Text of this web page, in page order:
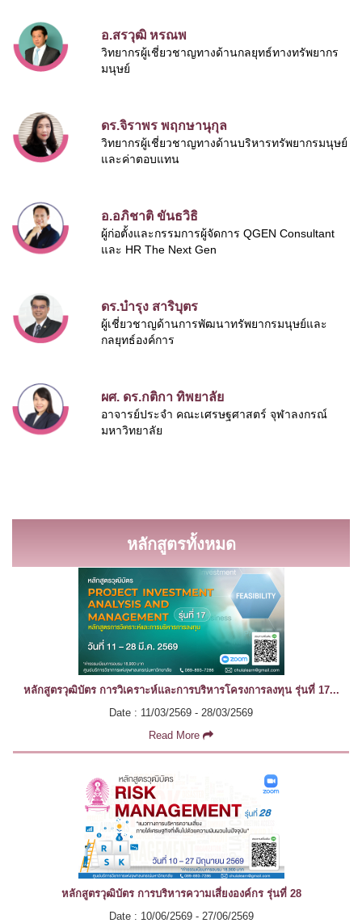
อ.สรวุฒิ หรณพ
วิทยากรผู้เชี่ยวชาญทางด้านกลยุทธ์ทางทรัพยากร
มนุษย์
ดร.จิราพร พฤกษานุกุล
วิทยากรผู้เชี่ยวชาญทางด้านบริหารทรัพยากรมนุษย์
และค่าตอบแทน
อ.อภิชาติ ขันธวิธิ
ผู้ก่อตั้งและกรรมการผู้จัดการ QGEN Consultant
และ HR The Next Gen
ดร.บำรุง สาริบุตร
ผู้เชี่ยวชาญด้านการพัฒนาทรัพยากรมนุษย์และ
กลยุทธ์องค์การ
ผศ. ดร.กติกา ทิพยาลัย
อาจารย์ประจำ คณะเศรษฐศาสตร์ จุฬาลงกรณ์
มหาวิทยาลัย
หลักสูตรทั้งหมด
หลักสูตรวุฒิบัตร การวิเคราะห์และการบริหารโครงการลงทุน รุ่นที่ 17...
Date : 11/03/2569 - 28/03/2569
Read More
หลักสูตรวุฒิบัตร การบริหารความเสี่ยงองค์กร รุ่นที่ 28
Date : 10/06/2569 - 27/06/2569